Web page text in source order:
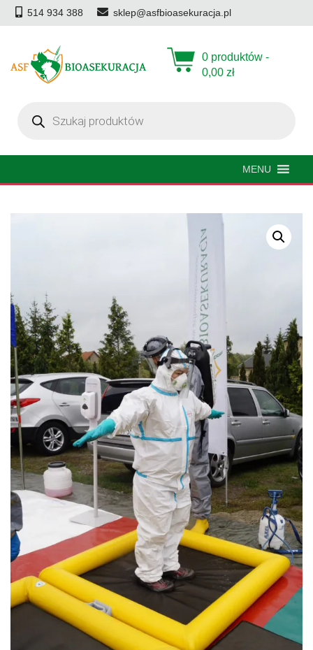
514 934 388 sklep@asfbioasekuracja.pl
0 produktów -
0,00 zł
produktów
MENU